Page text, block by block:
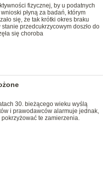
fizycznej, by u podatnych
płyną za badań, którym
się, że tak krótki okres braku
przedcukrzycowym doszło do
się choroba
30. bieżącego wieku wyślą
i prawodawców alarmuje jednak,
te zamierzenia.